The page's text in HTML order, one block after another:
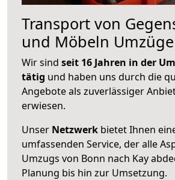
Transport von
und Möbeln
Wir sind seit 16 Jahren in der
tätig und haben uns durch die
Angebote als zuverlässiger
erwiesen.
Unser Netzwerk bietet Ihnen
umfassenden Service, der alle
Umzugs von Bonn nach Kay
Planung bis hin zur Umsetzung.